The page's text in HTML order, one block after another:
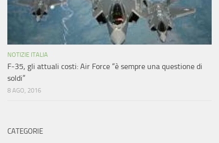
NOTIZIE ITALIA
F-35, gli attuali costi: Air Force “è sempre una questione di
soldi”
8 AGO, 2016
CATEGORIE